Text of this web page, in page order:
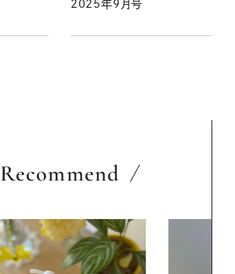
2025年9月号
Recommend